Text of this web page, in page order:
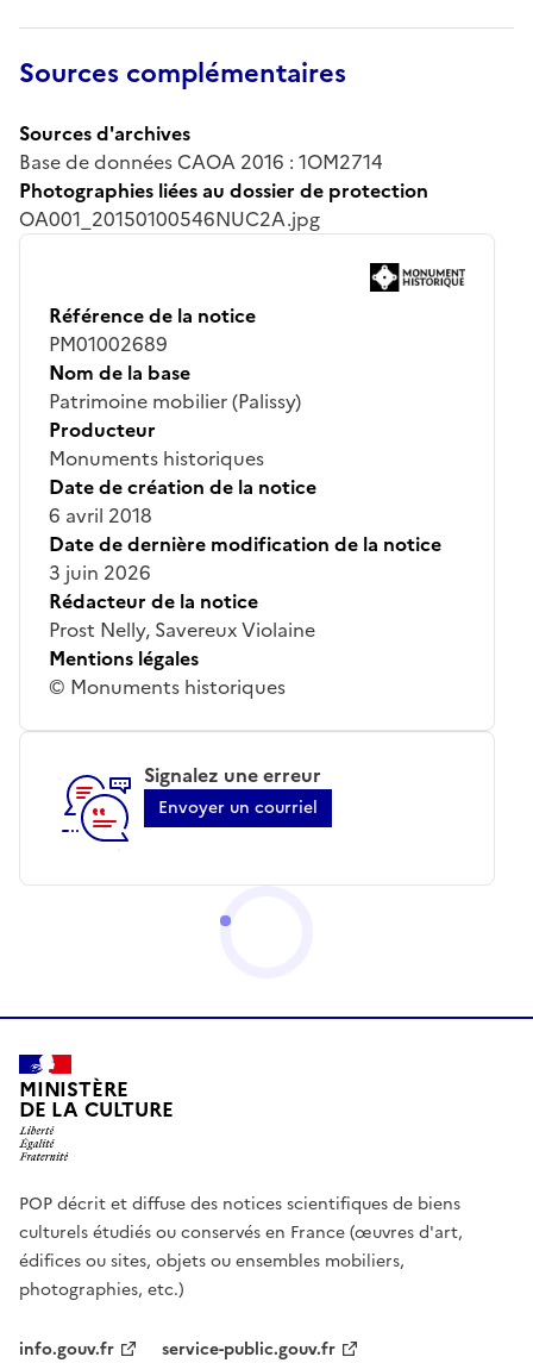
Sources complémentaires
Sources d'archives
Base de données CAOA 2016 : 1OM2714
Photographies liées au dossier de protection
OA001_20150100546NUC2A.jpg
Référence de la notice
PM01002689
Nom de la base
Patrimoine mobilier (Palissy)
Producteur
Monuments historiques
Date de création de la notice
6 avril 2018
Date de dernière modification de la notice
3 juin 2026
Rédacteur de la notice
Prost Nelly, Savereux Violaine
Mentions légales
© Monuments historiques
Signalez une erreur
Envoyer un courriel
MINISTÈRE
DE LA CULTURE
POP décrit et diffuse des notices scientifiques de biens
culturels étudiés ou conservés en France (œuvres d'art,
édifices ou sites, objets ou ensembles mobiliers,
photographies, etc.)
info.gouv.fr service-public.gouv.fr